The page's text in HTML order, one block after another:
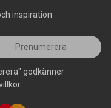
inspiration
Prenumerera
godkänner